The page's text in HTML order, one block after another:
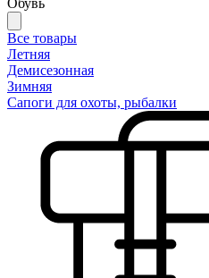
Обувь
Все товары
Летняя
Демисезонная
Зимняя
Сапоги для охоты, рыбалки